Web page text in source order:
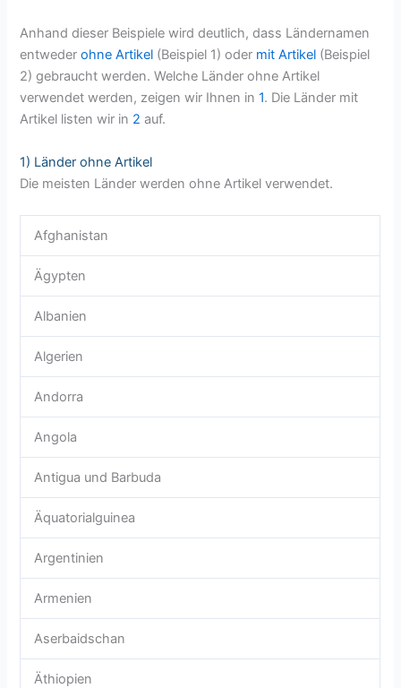
Anhand dieser Beispiele wird deutlich, dass Ländernamen
entwederohne Artikel (Beispiel 1) oder mit Artikel (Beispiel
2) gebraucht werden. Welche Länder ohne Artikel
verwendet werden, zeigen wir Ihnen in1. Die Länder mit
Artikel listen wir in 2 auf.
1) Länder ohne Artikel
Die meisten Länder werden ohne Artikel verwendet.
Afghanistan
Ägypten
Albanien
Algerien
Andorra
Angola
Antigua und Barbuda
Äquatorialguinea
Argentinien
Armenien
Aserbaidschan
Äthiopien